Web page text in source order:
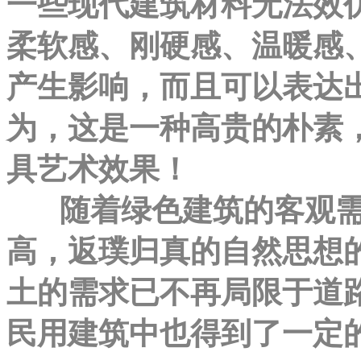
柔软感、刚硬感、温暖感
产生影响，而且可以表达
为，这是一种高贵的朴素
具艺术效果！
随着绿色建筑的客观需
高，返璞归真的自然思想
土的需求已不再局限于道
民用建筑中也得到了一定